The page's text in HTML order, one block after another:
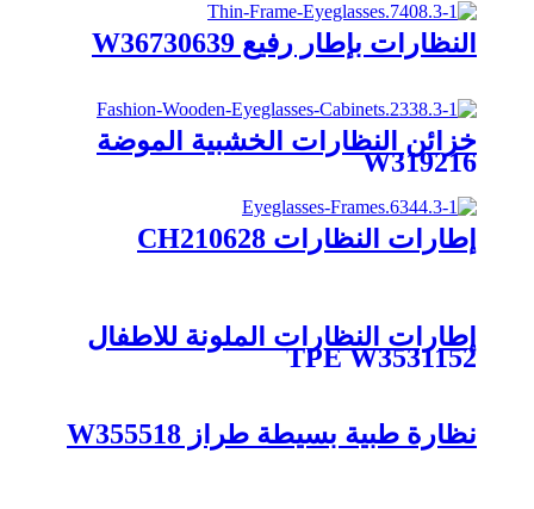
النظارات بإطار رفيع W36730639
خزائن النظارات الخشبية الموضة
W319216
إطارات النظارات CH210628
إطارات النظارات الملونة للأطفال
TPE W3531152
نظارة طبية بسيطة طراز W355518